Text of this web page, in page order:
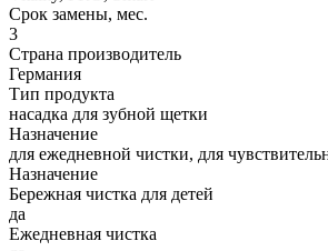
Срок замены, мес.
3
Страна производитель
Германия
Тип продукта
насадка для зубной щетки
Назначение
для ежедневной чистки, для
Назначение
Бережная чистка для детей
да
Ежедневная чистка